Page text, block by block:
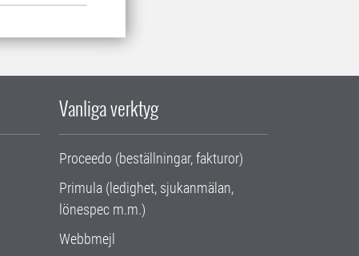
Vanliga verktyg
Proceedo (beställningar, fakturor)
Primula (ledighet, sjukanmälan,
lönespec m.m.)
Webbmejl